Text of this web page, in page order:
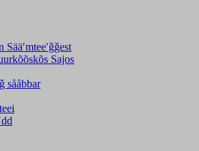
Sääʹmteeʹǧǧest
Sajos
sååbbar